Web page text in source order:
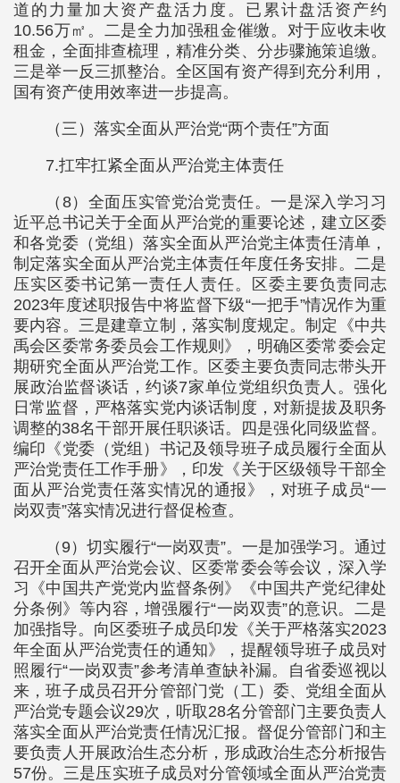
道的力量加大资产盘活力度。已累计盘活资产约
10.56万㎡。二是全力加强租金催缴。对于应收未收
租金，全面排查梳理，精准分类、分步骤施策追缴。
三是举一反三抓整治。全区国有资产得到充分利用，
国有资产使用效率进一步提高。
（三）落实全面从严治党“两个责任”方面
7.扛牢扛紧全面从严治党主体责任
（8）全面压实管党治党责任。一是深入学习习
近平总书记关于全面从严治党的重要论述，建立区委
和各党委（党组）落实全面从严治党主体责任清单，
制定落实全面从严治党主体责任年度任务安排。二是
压实区委书记第一责任人责任。区委主要负责同志
2023年度述职报告中将监督下级“一把手”情况作为重
要内容。三是建章立制，落实制度规定。制定《中共
禹会区委常务委员会工作规则》，明确区委常委会定
期研究全面从严治党工作。区委主要负责同志带头开
展政治监督谈话，约谈7家单位党组织负责人。强化
日常监督，严格落实党内谈话制度，对新提拔及职务
调整的38名干部开展任职谈话。四是强化同级监督。
编印《党委（党组）书记及领导班子成员履行全面从
严治党责任工作手册》，印发《关于区级领导干部全
面从严治党责任落实情况的通报》，对班子成员“一
岗双责”落实情况进行督促检查。
（9）切实履行“一岗双责”。一是加强学习。通过
召开全面从严治党会议、区委常委会等会议，深入学
习《中国共产党党内监督条例》《中国共产党纪律处
分条例》等内容，增强履行“一岗双责”的意识。二是
加强指导。向区委班子成员印发《关于严格落实2023
年全面从严治党责任的通知》，提醒领导班子成员对
照履行“一岗双责”参考清单查缺补漏。自省委巡视以
来，班子成员召开分管部门党（工）委、党组全面从
严治党专题会议29次，听取28名分管部门主要负责人
落实全面从严治党责任情况汇报。督促分管部门和主
要负责人开展政治生态分析，形成政治生态分析报告
57份。三是压实班子成员对分管领域全面从严治党责